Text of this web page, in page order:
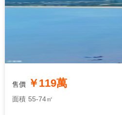
售價 ￥119萬
面積 55-74㎡